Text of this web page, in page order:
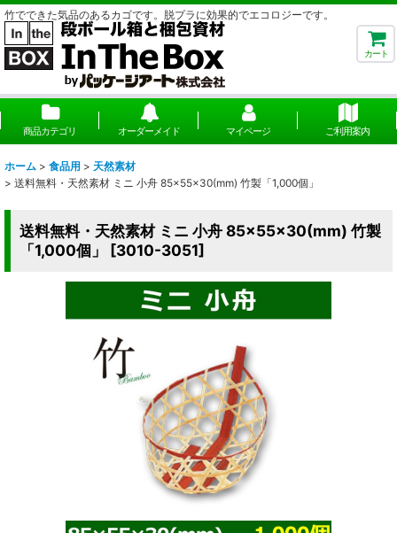
竹でできた気品のあるカゴです。脱プラに効果的でエコロジーです。
カート
商品カテゴリ オーダーメイド マイページ ご利用案内
ホーム > 食品用 > 天然素材
> 送料無料・天然素材 ミニ 小舟 85×55×30(mm) 竹製「1,000個」
送料無料・天然素材 ミニ 小舟 85×55×30(mm) 竹製
「1,000個」
[3010-3051]